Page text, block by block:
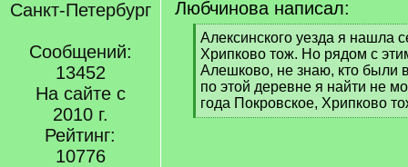
Санкт-Петербург
Сообщений:
13452
На сайте с
2010 г.
Рейтинг:
10776
Любчинова написал:
[
q
]
Алексинского уезда я нашла
Хрипково тож. Но рядом с
Алешково, не знаю, кто были
по этой деревне я найти не
года Покровское, Хрипково
[